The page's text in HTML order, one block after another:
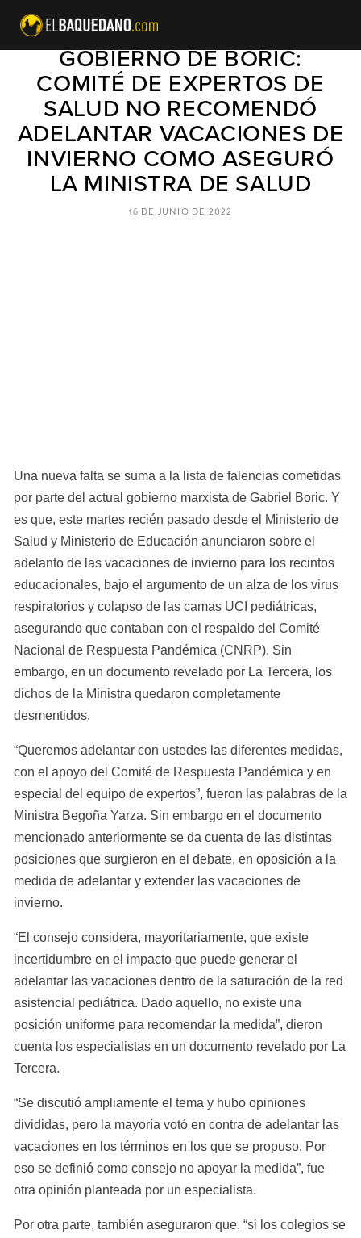
NUEVO "ERROR" DEL
GOBIERNO DE BORIC:
COMITÉ DE EXPERTOS DE
SALUD NO RECOMENDÓ
ADELANTAR VACACIONES DE
INVIERNO COMO ASEGURÓ
LA MINISTRA DE SALUD
Una nueva falta se suma a la lista de falencias cometidas
por parte del actual gobierno marxista de Gabriel Boric. Y
es que, este martes recién pasado desde el Ministerio de
Salud y Ministerio de Educación anunciaron sobre el
adelanto de las vacaciones de invierno para los recintos
educacionales, bajo el argumento de un alza de los virus
respiratorios y colapso de las camas UCI pediátricas,
asegurando que contaban con el respaldo del Comité
Nacional de Respuesta Pandémica (CNRP). Sin
embargo, en un documento revelado por La Tercera, los
dichos de la Ministra quedaron completamente
desmentidos.
“Queremos adelantar con ustedes las diferentes medidas,
con el apoyo del Comité de Respuesta Pandémica y en
especial del equipo de expertos”, fueron las palabras de la
Ministra Begoña Yarza. Sin embargo en el documento
mencionado anteriormente se da cuenta de las distintas
posiciones que surgieron en el debate, en oposición a la
medida de adelantar y extender las vacaciones de
invierno.
“El consejo considera, mayoritariamente, que existe
incertidumbre en el impacto que puede generar el
adelantar las vacaciones dentro de la saturación de la red
asistencial pediátrica. Dado aquello, no existe una
posición uniforme para recomendar la medida”, dieron
cuenta los especialistas en un documento revelado por La
Tercera.
“Se discutió ampliamente el tema y hubo opiniones
divididas, pero la mayoría votó en contra de adelantar las
vacaciones en los términos en los que se propuso. Por
eso se definió como consejo no apoyar la medida”, fue
otra opinión planteada por un especialista.
Por otra parte, también aseguraron que, “si los colegios se
16 DE JUNIO DE 2022